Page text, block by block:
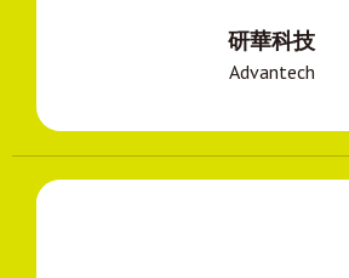
研華科技
Advantech